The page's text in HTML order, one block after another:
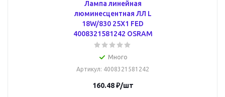
Лампа линейная
люминесцентная ЛЛ L
18W/830 25X1 FED
4008321581242 OSRAM
Много
Артикул: 4008321581242
160.48₽/шт